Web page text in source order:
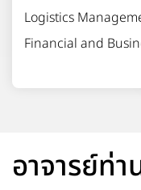
Logistics
Financial and
อาจารย์ท่